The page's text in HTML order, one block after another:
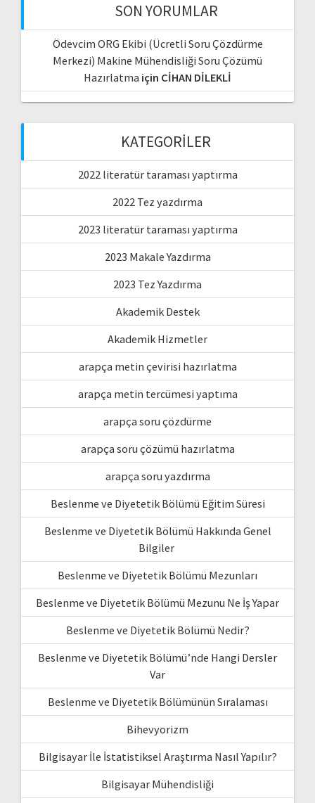
SON YORUMLAR
Ödevcim ORG Ekibi (Ücretli Soru Çözdürme
Merkezi) Makine Mühendisliği Soru Çözümü
Hazırlatma için CİHAN DİLEKLİ
KATEGORILER
2022 literatür taraması yaptırma
2022 Tez yazdırma
2023 literatür taraması yaptırma
2023 Makale Yazdırma
2023 Tez Yazdırma
Akademik Destek
Akademik Hizmetler
arapça metin çevirisi hazırlatma
arapça metin tercümesi yaptıma
arapça soru çözdürme
arapça soru çözümü hazırlatma
arapça soru yazdırma
Beslenme ve Diyetetik Bölümü Eğitim Süresi
Beslenme ve Diyetetik Bölümü Hakkında Genel
Bilgiler
Beslenme ve Diyetetik Bölümü Mezunları
Beslenme ve Diyetetik Bölümü Mezunu Ne İş Yapar
Beslenme ve Diyetetik Bölümü Nedir?
Beslenme ve Diyetetik Bölümü’nde Hangi Dersler
Var
Beslenme ve Diyetetik Bölümünün Sıralaması
Bihevyorizm
Bilgisayar İle İstatistiksel Araştırma Nasıl Yapılır?
Bilgisayar Mühendisliği